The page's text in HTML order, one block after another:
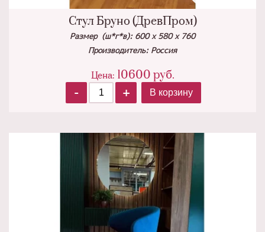
Стул Бруно (ДревПром)
Размер (ш*г*в): 600 х 580 х 760
Производитель: Россия
Цена: 10600 руб.
-
+ В корзину